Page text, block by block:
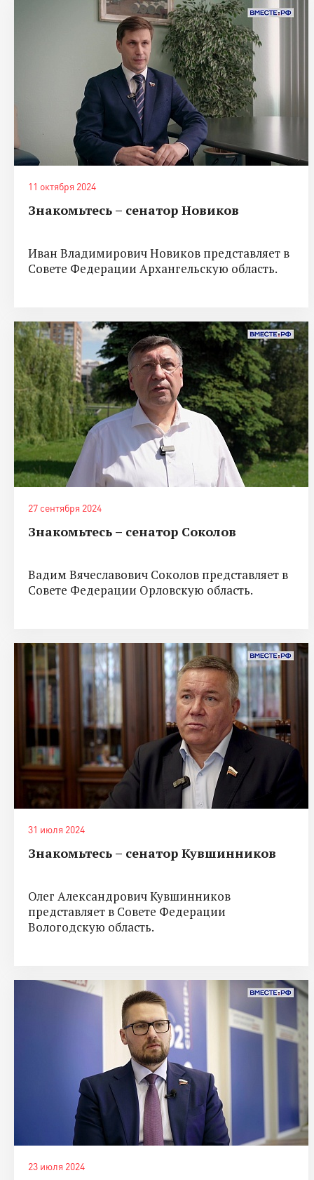
11 октября 2024
Знакомьтесь – сенатор Новиков
Иван Владимирович Новиков представляет в
Совете Федерации Архангельскую область.
27 сентября 2024
Знакомьтесь – сенатор Соколов
Вадим Вячеславович Соколов представляет в
Совете Федерации Орловскую область.
31 июля 2024
Знакомьтесь – сенатор Кувшинников
Олег Александрович Кувшинников
представляет в Совете Федерации
Вологодскую область.
23 июля 2024